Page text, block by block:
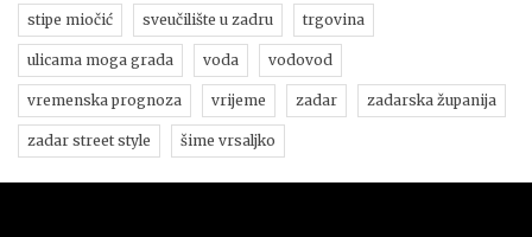
stipe miočić sveučilište u zadru trgovina
ulicama moga grada voda vodovod
vremenska prognoza vrijeme zadar zadarska županija
zadar street style šime vrsaljko